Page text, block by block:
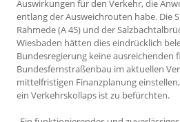
Auswirkungen für den Verkehr, die
entlang der Ausweichrouten habe. Die
Rahmede (A 45) und der
Wiesbaden hätten dies eindrücklich
Bundesregierung keine ausreichenden
Bundesfernstraßenbau im aktuellen
mittelfristigen Finanzplanung
ein Verkehrskollaps ist zu befürchten.